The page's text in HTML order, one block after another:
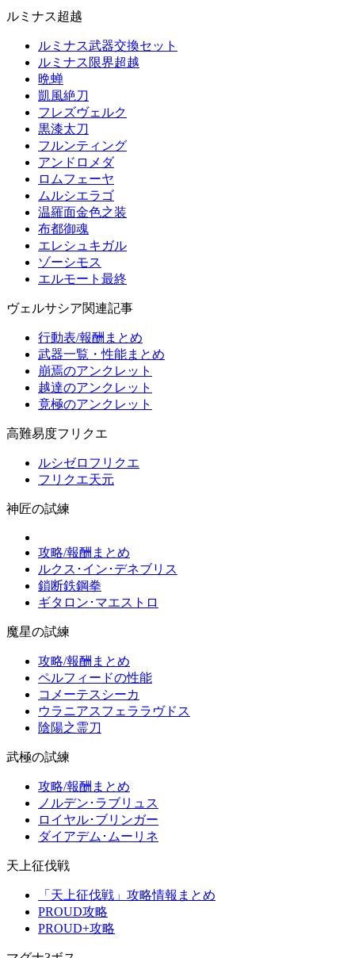
ルミナス超越
ルミナス武器交換セット
ルミナス限界超越
晩蝉
凱風絶刀
フレズヴェルク
黒漆太刀
フルンティング
アンドロメダ
ロムフェーヤ
ムルシエラゴ
温羅面金色之装
布都御魂
エレシュキガル
ゾーシモス
エルモート最終
ヴェルサシア関連記事
行動表/報酬まとめ
武器一覧・性能まとめ
崩焉のアンクレット
越達のアンクレット
竟極のアンクレット
高難易度フリクエ
ルシゼロフリクエ
フリクエ天元
神匠の試練
攻略/報酬まとめ
ルクス･イン･デネブリス
鎖断鉄鋼拳
ギタロン･マエストロ
魔星の試練
攻略/報酬まとめ
ペルフィードの性能
コメーテスシーカ
ウラニアスフェララヴドス
陰陽之霊刀
武極の試練
攻略/報酬まとめ
ノルデン･ラブリュス
ロイヤル･ブリンガー
ダイアデム･ムーリネ
天上征伐戦
「天上征伐戦」攻略情報まとめ
PROUD攻略
PROUD+攻略